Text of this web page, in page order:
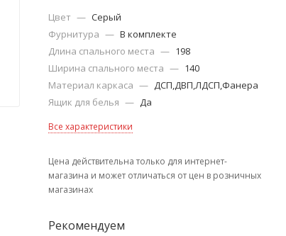
Цвет — Серый
Фурнитура — В комплекте
Длина спального места — 198
Ширина спального места — 140
Материал каркаса — ДСП,ДВП,ЛДСП,Фанера
Ящик для белья — Да
Все характеристики
Цена действительна только для интернет-
магазина и может отличаться от цен в розничных
магазинах
Рекомендуем